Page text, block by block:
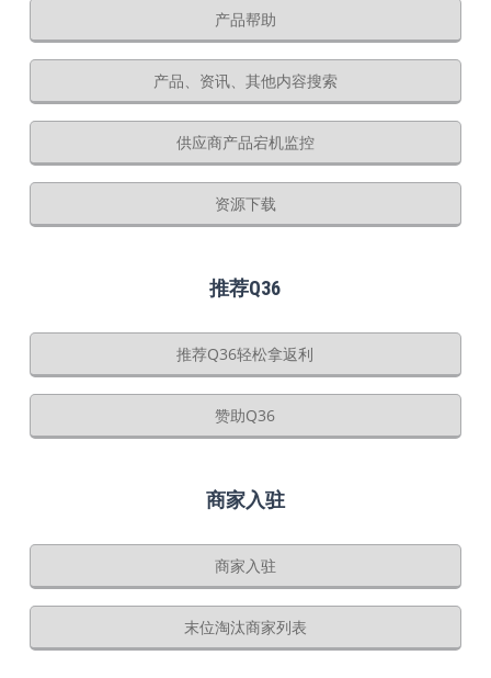
产品帮助
产品、资讯、其他内容搜索
供应商产品宕机监控
资源下载
推荐Q36
推荐Q36轻松拿返利
赞助Q36
商家入驻
商家入驻
末位淘汰商家列表